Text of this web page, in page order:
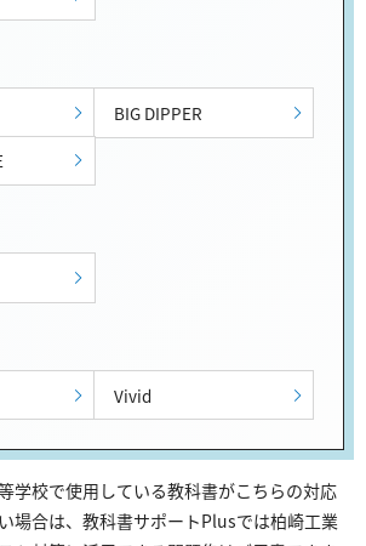
BIG DIPPER
Vivid
学校で使用している教科書がこちらの対応
場合は、教科書サポートPlusでは柏崎工業